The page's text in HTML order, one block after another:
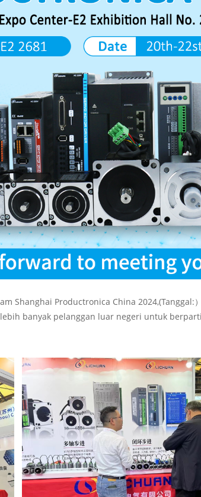
Shanghai Productronica China
banyak pelanggan luar negeri untuk